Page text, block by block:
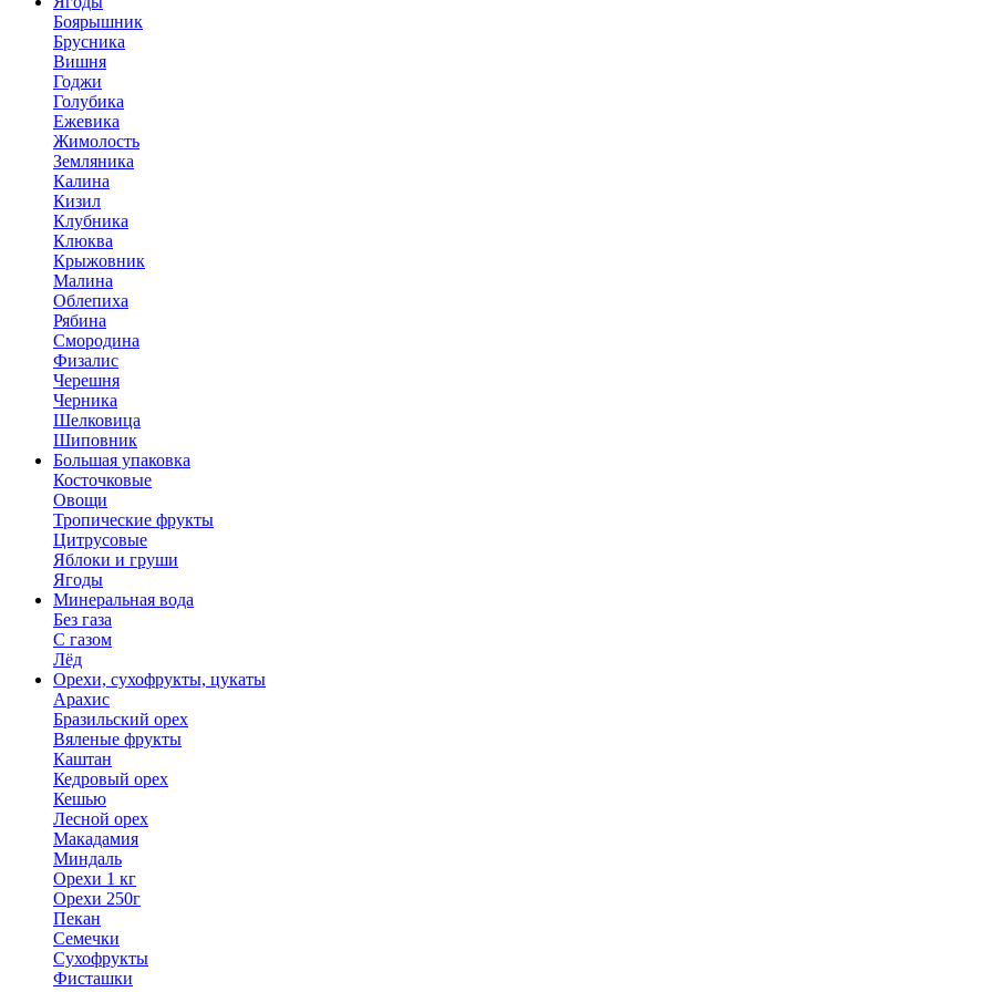
Боярышник
Брусника
Вишня
Годжи
Голубика
Ежевика
Жимолость
Земляника
Калина
Кизил
Клубника
Клюква
Крыжовник
Малина
Облепиха
Рябина
Смородина
Физалис
Черешня
Черника
Шелковица
Шиповник
Большая упаковка
Косточковые
Овощи
Тропические фрукты
Цитрусовые
Яблоки и груши
Ягоды
Минеральная вода
Без газа
С газом
Лёд
Орехи, сухофрукты, цукаты
Арахис
Бразильский орех
Вяленые фрукты
Каштан
Кедровый орех
Кешью
Лесной орех
Макадамия
Миндаль
Орехи 1 кг
Орехи 250г
Пекан
Семечки
Сухофрукты
Фисташки